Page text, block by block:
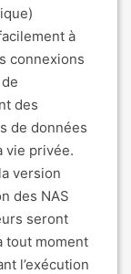
à
connexions
des
de données
vie privée.
version
des NAS
seront
tout moment
l’exécution